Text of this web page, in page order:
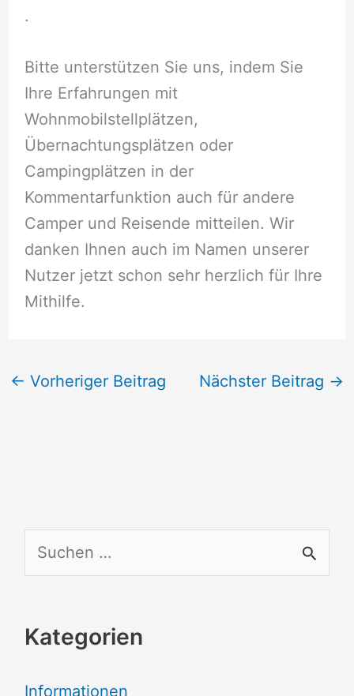
.
Bitte unterstützen Sie uns, indem Sie
Ihre Erfahrungen mit
Wohnmobilstellplätzen,
Übernachtungsplätzen oder
Campingplätzen in der
Kommentarfunktion auch für andere
Camper und Reisende mitteilen. Wir
danken Ihnen auch im Namen unserer
Nutzer jetzt schon sehr herzlich für Ihre
Mithilfe.
← Vorheriger Beitrag Nächster Beitrag →
u
h
Kategorien
Informationen